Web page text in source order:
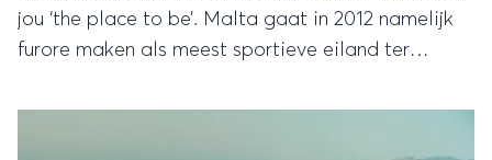
jou ‘the place to be’. Malta gaat in 2012 namelijk
furore maken als meest sportieve eiland ter